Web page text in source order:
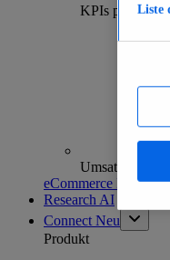
KPIs pro Shop
eCommerce Insights
Research AI
Connect Neu
Produkt
Liste